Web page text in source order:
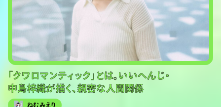
「クワロマンティック」とは。いいへんじ・
中島梓織が描く、親密な人間関係
ねむみえり